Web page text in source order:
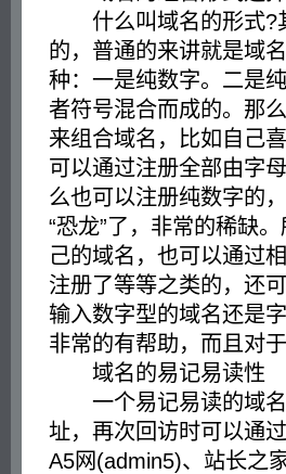
什么叫域名的形式?
的，普通的来讲就是域
种：一是纯数字。二是
者符号混合而成的。那
来组合域名，比如自己
可以通过注册全部由字
么也可以注册纯数字的
“恐龙”了，非常的稀缺
己的域名，也可以通过
注册了等等之类的，还
输入数字型的域名还是
非常的有帮助，而且对
域名的易记易读性
一个易记易读的域名
址，再次回访时可以通
A5网(admin5)、站长之